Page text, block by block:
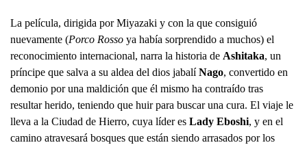
La película, dirigida por Miyazaki y con la que consiguió
nuevamente (Porco Rosso ya había sorprendido a muchos) el
reconocimiento internacional, narra la historia de Ashitaka, un
príncipe que salva a su aldea del dios jabalíNago, convertido en
demonio por una maldición que él mismo ha contraído tras
resultar herido, teniendo que huir para buscar una cura. El viaje le
lleva a la Ciudad de Hierro, cuya líder es Lady Eboshi, y en el
camino atravesará bosques que están siendo arrasados por los